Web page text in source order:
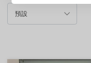
Focus